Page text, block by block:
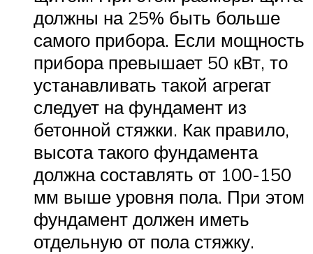
должны на 25% быть больше
самого прибора. Если мощность
прибора превышает 50 кВт, то
устанавливать такой агрегат
следует на фундамент из
бетонной стяжки. Как правило,
высота такого фундамента
должна составлять от 100-150
мм выше уровня пола. При этом
фундамент должен иметь
отдельную от пола стяжку.